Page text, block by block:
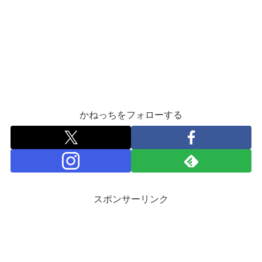
かねっちをフォローする
スポンサーリンク